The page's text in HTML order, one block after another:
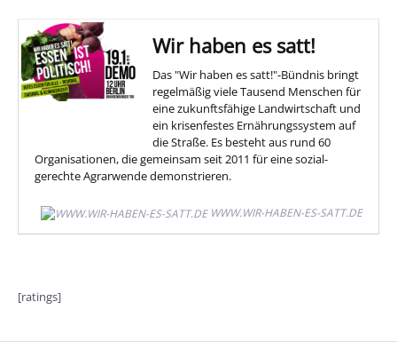
Wir haben es satt!
Das "Wir haben es satt!"-Bündnis bringt
regelmäßig viele Tausend Menschen für
eine zukunftsfähige Landwirtschaft und
ein krisenfestes Ernährungssystem auf
die Straße. Es besteht aus rund 60
Organisationen, die gemeinsam seit 2011 für eine sozial-
gerechte Agrarwende demonstrieren.
WWW.WIR-HABEN-ES-SATT.DE
[ratings]